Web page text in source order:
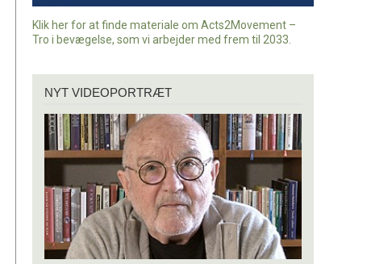
Klik her for at finde materiale om Acts2Movement –
Tro i bevægelse, som vi arbejder med frem til 2033.
videoportræt
NYT VIDEOPORTRÆT